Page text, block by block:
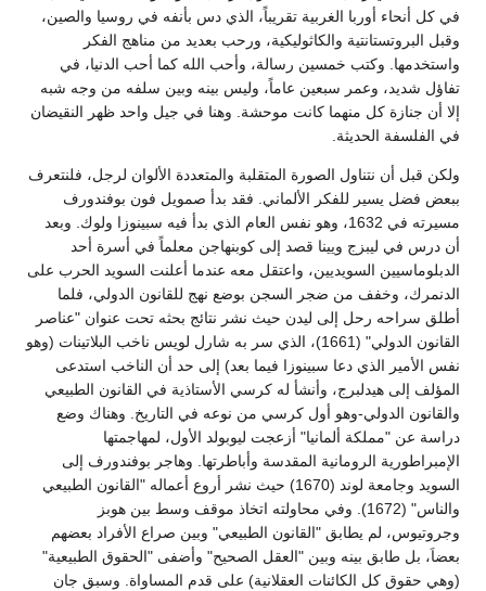
في كل أنحاء أوربا الغربية تقريباً، الذي دس بأنفه في روسيا والصين،
وقبل البروتستانتية والكاثوليكية، ورحب بعديد من مناهج الفكر
واستخدمها. وكتب خمسين رسالة، وأحب الله كما أحب الدنيا، في
تفاؤل شديد، وعمر سبعين عاماً، وليس بينه وبين سلفه من وجه شبه
إلا أن جنازة كل منهما كانت موحشة. وهنا في جيل واحد ظهر النقيضان
في الفلسفة الحديثة.
ولكن قبل أن نتناول الصورة المتقلبة والمتعددة الألوان لرجل، فلنتعرف
ببعض فضل يسير للفكر الألماني. فقد بدأ صمويل فون بوفندورف
مسيرته في 1632، وهو نفس العام الذي بدأ فيه سبينوزا ولوك. وبعد
أن درس في ليبزج ويينا قصد إلى كوبنهاجن معلماً في أسرة أحد
الدبلوماسيين السويديين، واعتقل معه عندما أعلنت السويد الحرب على
الدنمرك، وخفف من ضجر السجن بوضع نهج للقانون الدولي، فلما
أطلق سراحه رحل إلى ليدن حيث نشر نتائج بحثه تحت عنوان "عناصر
القانون الدولي" (1661)، الذي سر به شارل لويس ناخب البلاتينات (وهو
نفس الأمير الذي دعا سبينوزا فيما بعد) إلى حد أن الناخب استدعى
المؤلف إلى هيدلبرج، وأنشأ له كرسي الأستاذية في القانون الطبيعي
والقانون الدولي-وهو أول كرسي من نوعه في التاريخ. وهناك وضع
دراسة عن "مملكة ألمانيا" أزعجت ليوبولد الأول، لمهاجمتها
الإمبراطورية الرومانية المقدسة وأباطرتها. وهاجر بوفندورف إلى
السويد وجامعة لوند (1670) حيث نشر أروع أعماله "القانون الطبيعي
والناس" (1672). وفي محاولته اتخاذ موقف وسط بين هوبز
وجروتيوس، لم يطابق "القانون الطبيعي" وبين صراع الأفراد بعضهم
بعضاَ، بل طابق بينه وبين "العقل الصحيح" وأضفى "الحقوق الطبيعية"
(وهي حقوق كل الكائنات العقلانية) على قدم المساواة. وسبق جان